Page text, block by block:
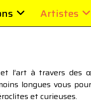
Artistes
l’art à travers des
longues vous
et curieuses.